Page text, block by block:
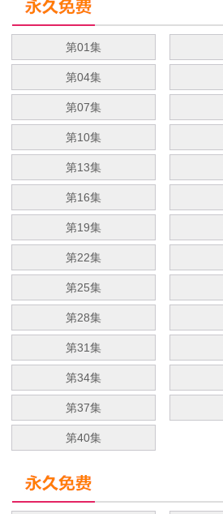
第01集
第04集
第07集
第10集
第13集
第16集
第19集
第22集
第25集
第28集
第31集
第34集
第37集
第40集